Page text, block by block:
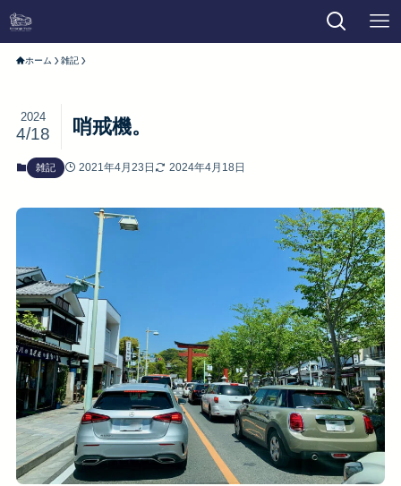
ホーム 雑記
哨戒機。
2024
4/18
雑記 2021年4月23日 2024年4月18日